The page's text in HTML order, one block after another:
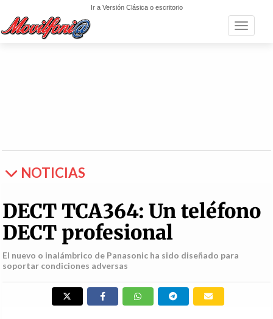
Ir a Versión Clásica o escritorio
Toggle
NOTICIAS
DECT TCA364: Un teléfono
DECT profesional
El nuevo o inalámbrico de Panasonic ha sido diseñado para
soportar condiciones adversas